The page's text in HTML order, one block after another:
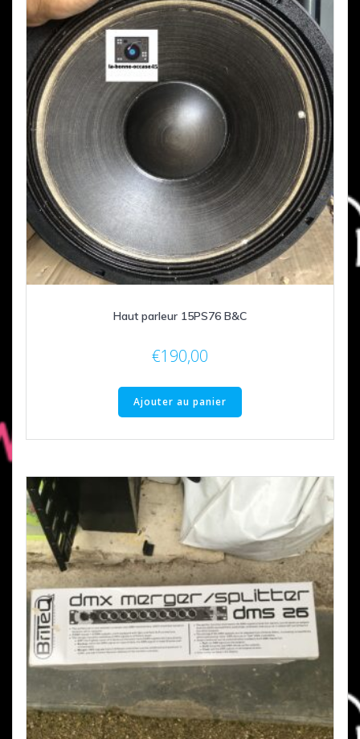
Haut parleur 15PS76 B&C
€190,00
Ajouter au panier